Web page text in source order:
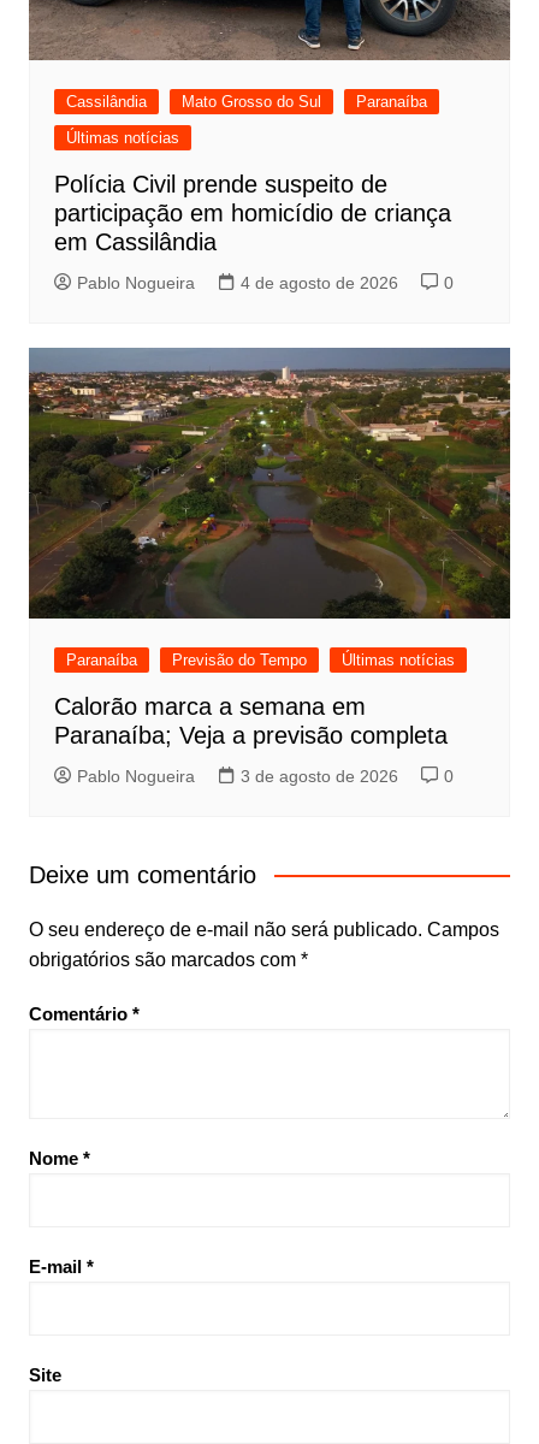
Cassilândia Mato Grosso do Sul
Paranaíba
Últimas notícias
Polícia Civil prende suspeito de
participação em homicídio de criança
em Cassilândia
Pablo Nogueira 4 de agosto de 2026 0
Paranaíba Previsão do Tempo Últimas notícias
Calorão marca a semana em
Paranaíba; Veja a previsão completa
Pablo Nogueira 3 de agosto de 2026 0
Deixe um comentário
O seu endereço de e-mail não será publicado. Campos
obrigatórios são marcados com *
Comentário *
Nome *
E-mail *
Site